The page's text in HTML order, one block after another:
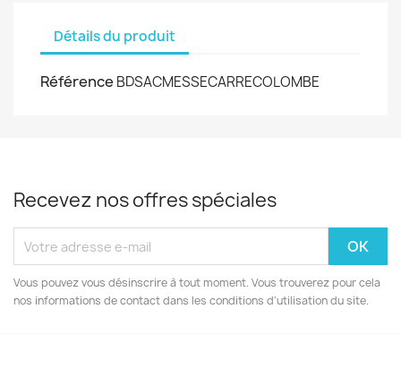
Détails du produit
Référence BDSACMESSECARRECOLOMBE
Recevez nos offres spéciales
Vous pouvez vous désinscrire à tout moment. Vous trouverez pour cela
nos informations de contact dans les conditions d'utilisation du site.